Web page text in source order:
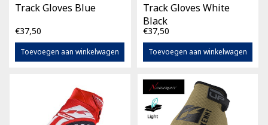
Track Gloves Blue
€37,50
Toevoegen aan winkelwagen
Track Gloves White
Black
€37,50
Toevoegen aan winkelwagen